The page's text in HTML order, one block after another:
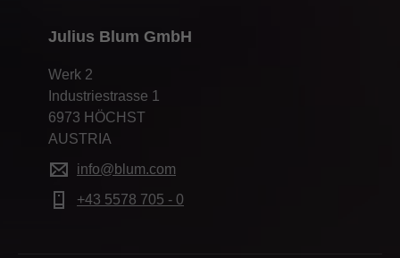
Julius Blum GmbH
Werk 2
Industriestrasse 1
6973 HÖCHST
AUSTRIA
info@blum.com
+43 5578 705 - 0